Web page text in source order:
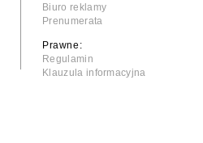
Biuro reklamy
Prenumerata
Prawne:
Regulamin
Klauzula informacyjna